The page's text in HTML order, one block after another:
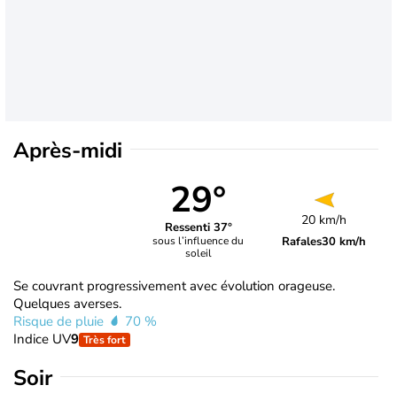
Après-midi
29°
Ressenti 37°
sous l’influence du
soleil
20 km/h
Rafales30 km/h
Se couvrant progressivement avec évolution orageuse.
Quelques averses.
Risque de pluie
70 %
Indice UV9 Très fort
Soir